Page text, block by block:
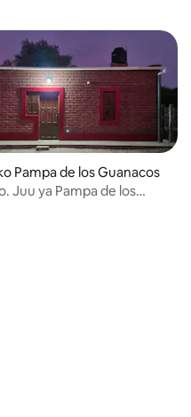
Pampa de los Guanacos
Juu ya Pampa de los